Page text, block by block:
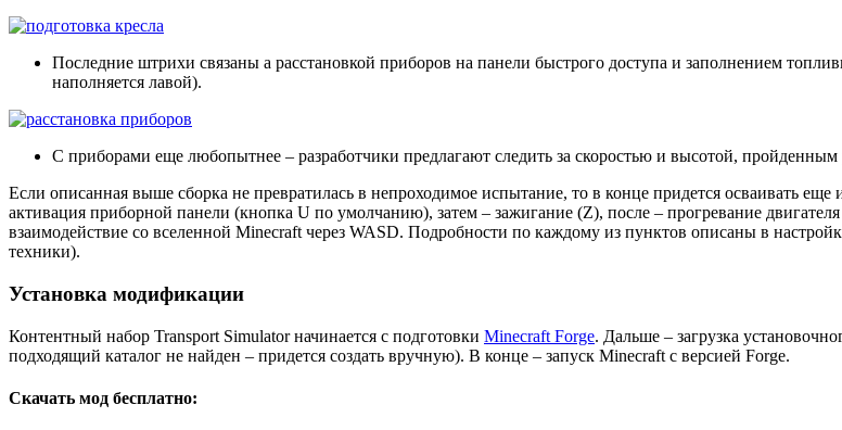
Последние штрихи связаны а расстановкой приборов на панели быстрого доступа и заполнением
наполняется лавой).
С приборами еще любопытнее – разработчики предлагают следить за скоростью и высотой,
Если описанная выше сборка не превратилась в непроходимое испытание, то в конце придется осваивать
активация приборной панели (кнопка U по умолчанию), затем – зажигание (Z), после – прогревание
взаимодействие со вселенной Minecraft через WASD. Подробности по каждому из пунктов описаны в
техники).
Установка модификации
Контентный набор Transport Simulator начинается с подготовки Minecraft Forge. Дальше – загрузка
подходящий каталог не найден – придется создать вручную). В конце – запуск Minecraft с версией Forge.
Скачать мод бесплатно: